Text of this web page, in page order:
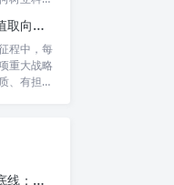
固本培元：端正政绩价值取向，永葆为民服务初心
程中，每
重大战略
、有担当
务实政绩观与公道正派底线：新时代干部担当作为的“压舱石”